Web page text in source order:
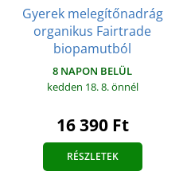
Gyerek melegítőnadrág
organikus Fairtrade
biopamutból
8 NAPON BELÜL
kedden 18. 8.önnél
16 390 Ft
RÉSZLETEK